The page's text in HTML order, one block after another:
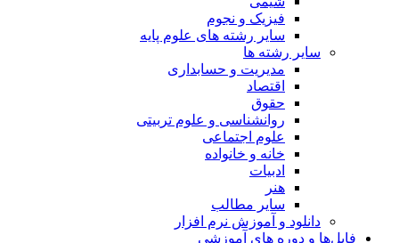
فیزیک و نجوم
سایر رشته های علوم پایه
سایر رشته ها
مدیریت و حسابداری
اقتصاد
حقوق
روانشناسی و علوم تربیتی
علوم اجتماعی
خانه و خانواده
ادبیات
هنر
سایر مطالب
دانلود و آموزش نرم افزار
فایل‌ها و دوره های آموزشی